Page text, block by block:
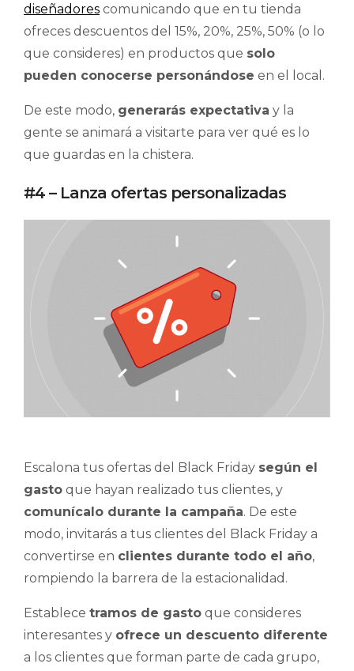
diseñadores comunicando que en tu tienda
ofreces descuentos del 15%, 20%, 25%, 50% (o lo
que consideres) en productos que solo
pueden conocerse personándose en el local.
De este modo, generarás expectativa y la
gente se animará a visitarte para ver qué es lo
que guardas en la chistera.
#4 – Lanza ofertas personalizadas
Escalona tus ofertas del Black Friday según el
gasto que hayan realizado tus clientes, y
comunícalo durante la campaña. De este
modo, invitarás a tus clientes del Black Friday a
convertirse en clientes durante todo el año,
rompiendo la barrera de la estacionalidad.
Establece tramos de gasto que consideres
interesantes y ofrece un descuento diferente
a los clientes que forman parte de cada grupo,